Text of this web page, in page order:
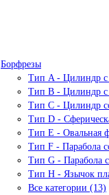
Борфрезы
Тип A - Цилиндр с
Тип В - Цилиндр с
Тип С - Цилиндр
Тип D -
Тип Е - Овальная
Тип F - Парабола
Тип G - Парабола
Тип H - Язычок
Все категории (13)